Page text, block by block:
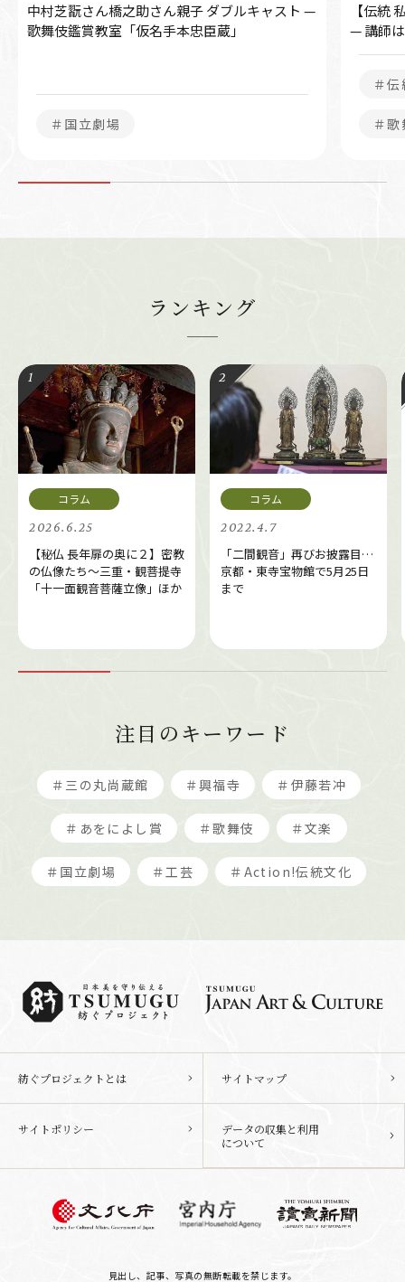
中村芝翫さん橋之助さん親子 ダブルキャスト —
歌舞伎鑑賞教室「仮名手本忠臣蔵」
＃国立劇場
【伝統
— 講師
＃
＃
ランキング
2026.6.25
【秘仏 長年扉の奥に２】密教
の仏像たち～三重・観菩提寺
「十一面観音菩薩立像」ほか
2022.4.7
「二間観音」再びお披露目…
京都・東寺宝物館で5月25日
まで
注目のキーワード
＃三の丸尚蔵館 ＃興福寺 ＃伊藤若冲
＃あをによし賞 ＃歌舞伎 ＃文楽
＃国立劇場 ＃工芸 ＃Action!伝統文化
紡ぐプロジェクトとは サイトマップ
サイトポリシー
データの収集と利用
について
見出し、記事、写真の無断転載を禁じます。